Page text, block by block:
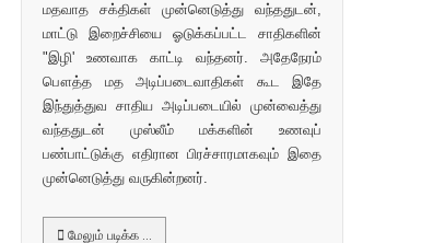
மதவாத சக்திகள் முன்னெடுத்து வந்ததுடன்,
மாட்டு இறைச்சியை ஓடுக்கப்பட்ட சாதிகளின்
"இழி' உணவாக காட்டி வந்தனர். அதேநேரம்
பௌத்த மத அடிப்படைவாதிகள் கூட இதே
இந்துத்துவ சாதிய அடிப்படையில் முன்வைத்து
வந்ததுடன் முஸ்லீம் மக்களின் உணவுப்
பண்பாட்டுக்கு எதிரான பிரச்சாரமாகவும் இதை
முன்னெடுத்து வருகின்றனர்.
மேலும் படிக்க …